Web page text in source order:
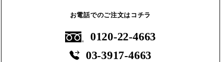
お電話でのご注文はコチラ
0120-22-4663
03-3917-4663